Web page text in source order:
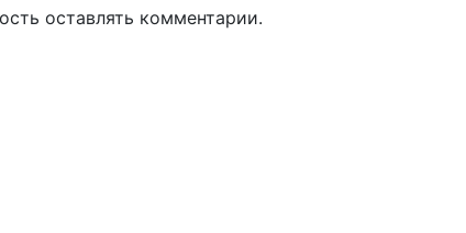
оставлять комментарии.